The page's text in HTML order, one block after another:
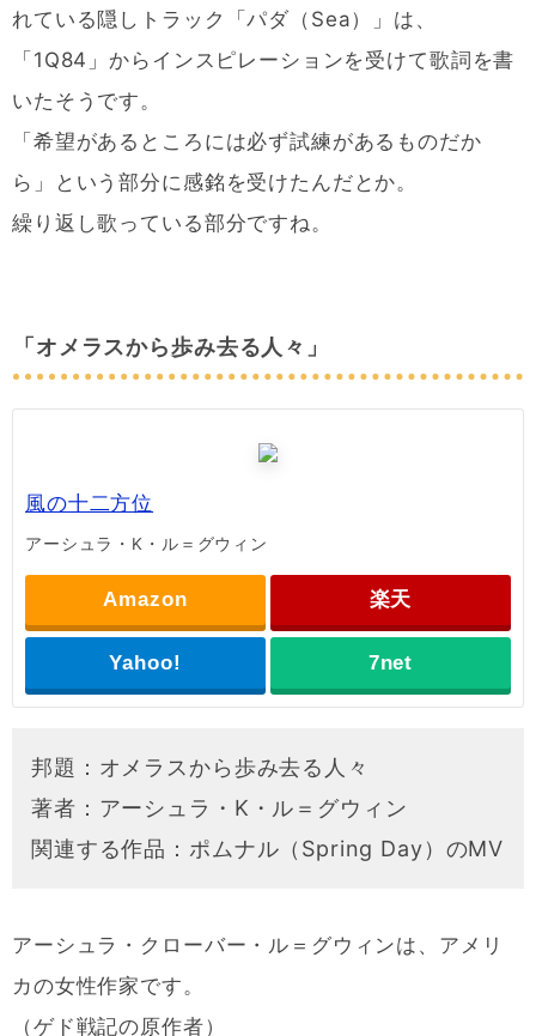
れている隠しトラック「パダ（Sea）」は、
「1Q84」からインスピレーションを受けて歌詞を書
いたそうです。
「希望があるところには必ず試練があるものだか
ら」という部分に感銘を受けたんだとか。
繰り返し歌っている部分ですね。
「オメラスから歩み去る人々」
風の十二方位
アーシュラ・K・ル＝グウィン
Amazon 楽天
Yahoo! 7net
邦題：オメラスから歩み去る人々
著者：アーシュラ・K・ル＝グウィン
関連する作品：ポムナル（Spring Day）のMV
アーシュラ・クローバー・ル＝グウィンは、アメリ
カの女性作家です。
（ゲド戦記の原作者）